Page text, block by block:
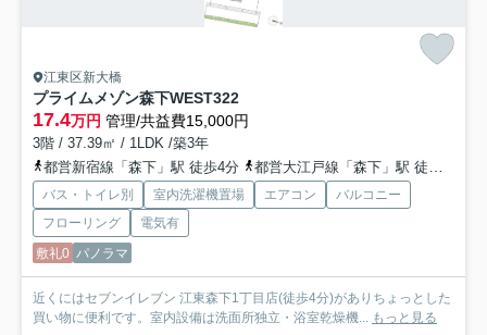
江東区新大橋
プライムメゾン森下WEST322
17.4万円 管理/共益費15,000円
3階 / 37.39㎡ / 1LDK /築3年
都営新宿線「森下」駅 徒歩4分
都営大江戸線「森下」駅 徒歩4分
バス・トイレ別 室内洗濯機置場 エアコン
バルコニー
フローリング
電気有
敷礼0 パノラマ
近くにはセブンイレブン 江東森下1丁目店(徒歩4分)がありちょっとした
買い物に便利です。室内設備は洗面所独立・浴室乾燥機... もっと見る